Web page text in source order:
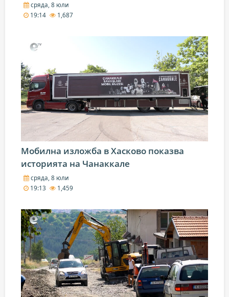
сряда, 8 юли
19:14
1,687
Мобилна изложба в Хасково показва
историята на Чанаккале
сряда, 8 юли
19:13
1,459